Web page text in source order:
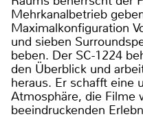
Mehrkanalbetrieb
Maximalkonfiguration
und sieben
beben. Der SC-1224
den Überblick und
heraus. Er schafft eine
Atmosphäre, die Filme
beeindruckenden